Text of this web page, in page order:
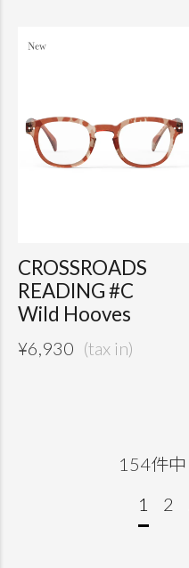
CROSSROADS
READING #C
Wild Hooves
¥6,930
154件中
1
2